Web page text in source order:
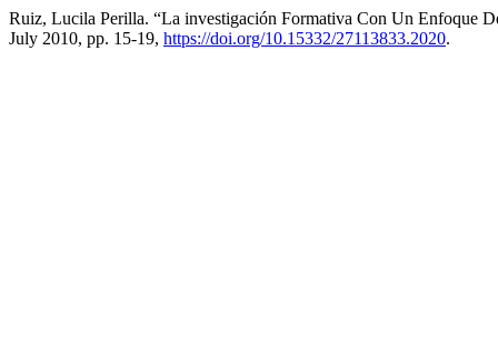
Ruiz, Lucila Perilla. “La investigación Formativa Con Un Enfoque
July 2010, pp. 15-19, https://doi.org/10.15332/27113833.2020.